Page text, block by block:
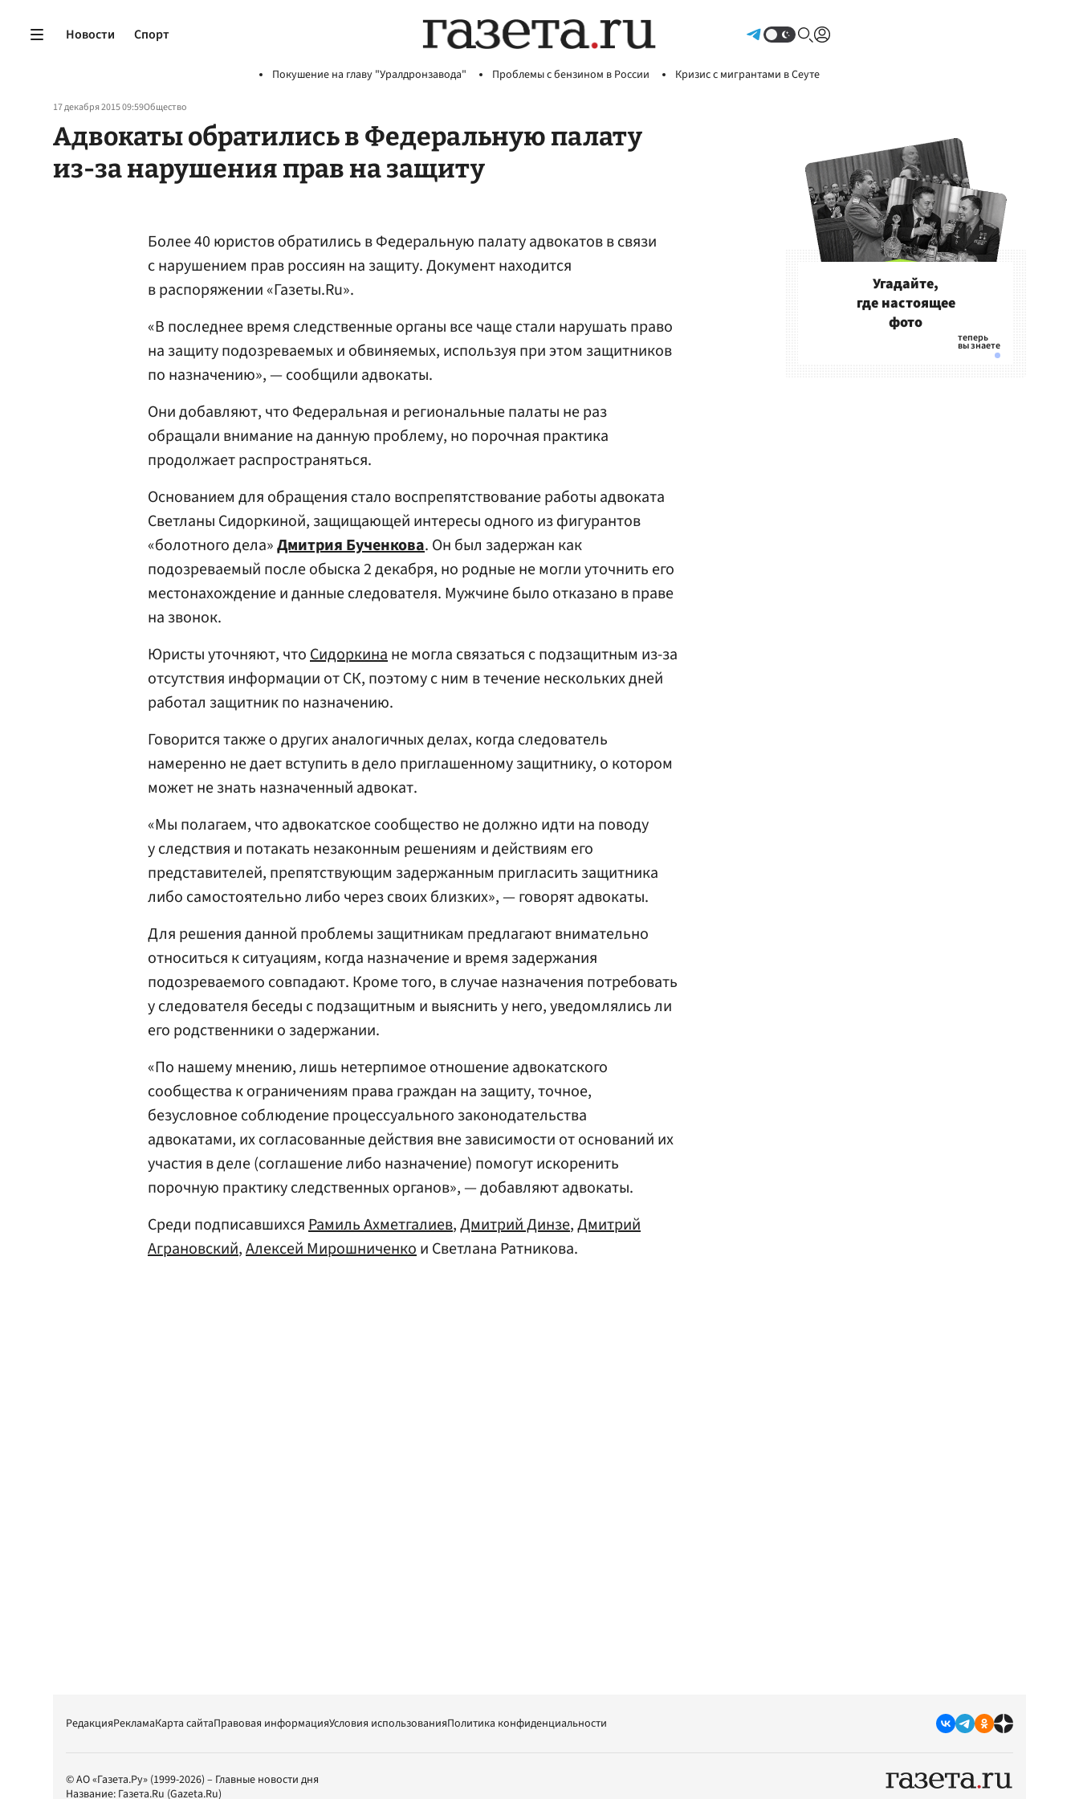
Новости Спорт
Покушение на главу "Уралдронзавода" Проблемы с бензином в России Кризис с мигрантами в Сеуте
17 декабря 2015 09:59Общество
Адвокаты обратились в Федеральную палату
из-за нарушения прав на защиту
Более 40 юристов обратились в Федеральную палату адвокатов в связи
с нарушением прав россиян на защиту. Документ находится
в распоряжении «Газеты.Ru».
«В последнее время следственные органы все чаще стали нарушать право
на защиту подозреваемых и обвиняемых, используя при этом защитников
по назначению», — сообщили адвокаты.
Они добавляют, что Федеральная и региональные палаты не раз
обращали внимание на данную проблему, но порочная практика
продолжает распространяться.
Основанием для обращения стало воспрепятствование работы адвоката
Светланы Сидоркиной, защищающей интересы одного из фигурантов
«болотного дела»Дмитрия Бученкова. Он был задержан как
подозреваемый после обыска 2 декабря, но родные не могли уточнить его
местонахождение и данные следователя. Мужчине было отказано в праве
на звонок.
Юристы уточняют, чтоСидоркинане могла связаться с подзащитным из-за
отсутствия информации от СК, поэтому с ним в течение нескольких дней
работал защитник по назначению.
Говорится также о других аналогичных делах, когда следователь
намеренно не дает вступить в дело приглашенному защитнику, о котором
может не знать назначенный адвокат.
«Мы полагаем, что адвокатское сообщество не должно идти на поводу
у следствия и потакать незаконным решениям и действиям его
представителей, препятствующим задержанным пригласить защитника
либо самостоятельно либо через своих близких», — говорят адвокаты.
Для решения данной проблемы защитникам предлагают внимательно
относиться к ситуациям, когда назначение и время задержания
подозреваемого совпадают. Кроме того, в случае назначения потребовать
у следователя беседы с подзащитным и выяснить у него, уведомлялись ли
его родственники о задержании.
«По нашему мнению, лишь нетерпимое отношение адвокатского
сообщества к ограничениям права граждан на защиту, точное,
безусловное соблюдение процессуального законодательства
адвокатами, их согласованные действия вне зависимости от оснований их
участия в деле (соглашение либо назначение) помогут искоренить
порочную практику следственных органов», — добавляют адвокаты.
Среди подписавшихсяРамиль Ахметгалиев,Дмитрий Динзе,Дмитрий
Аграновский,Алексей Мирошниченкои Светлана Ратникова.
Угадайте,
где настоящее
фото
РедакцияРекламаКарта сайтаПравовая информацияУсловия использованияПолитика конфиденциальности
© АО «Газета.Ру» (1999-2026) – Главные новости дня
Название: Газета.Ru (Gazeta.Ru)